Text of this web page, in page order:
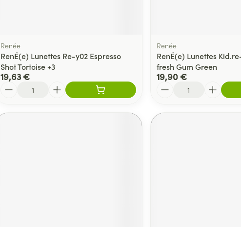
Renée
RenÉ(e) Lunettes Re-y02 Espresso
Shot Tortoise +3
19,63 €
Renée
RenÉ(e) Lunettes
fresh Gum Green
19,90 €